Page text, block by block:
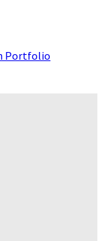
Portfolio